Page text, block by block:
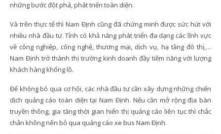
những bước đột phá, phát triển toàn diện.
Và trên thực tế thì Nam Định cũng đã chứng minh được sức hút với
nhiều nhà đầu tư. Tỉnh có khả năng phát triển đa dạng các lĩnh vực
về công nghiệp, công nghệ, thương mại, dịch vụ, hạ tầng đô thị,…
Nam Định trở thành thị trường kinh doanh đầy tiềm năng với lượng
khách hàng khổng lồ.
Để không bỏ qua cơ hội, các nhà đầu tư cần xây dựng những chiến
dịch quảng cáo toàn diện tại Nam Định. Nếu cần mở rộng địa bàn
truyền thông, gia tăng thời gian hiển thị quảng cáo liên tục thì chắc
chắn không nên bỏ qua quảng cáo xe bus Nam Định.